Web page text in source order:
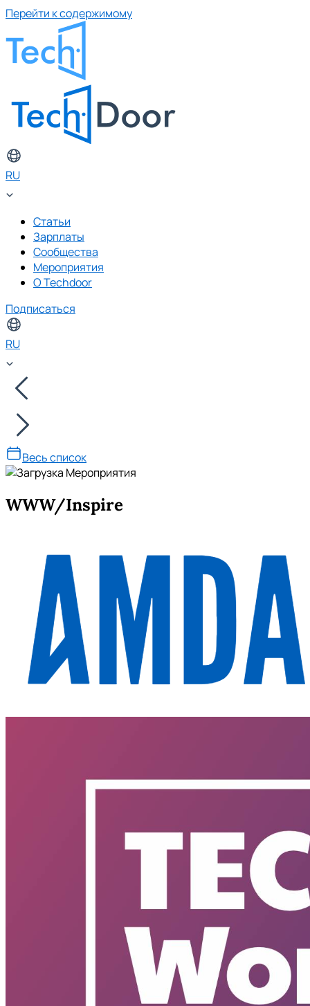
Перейти к содержимому
RU
Статьи
Зарплаты
Сообщества
Мероприятия
О Techdoor
Подписаться
RU
Весь список
WWW/Inspire